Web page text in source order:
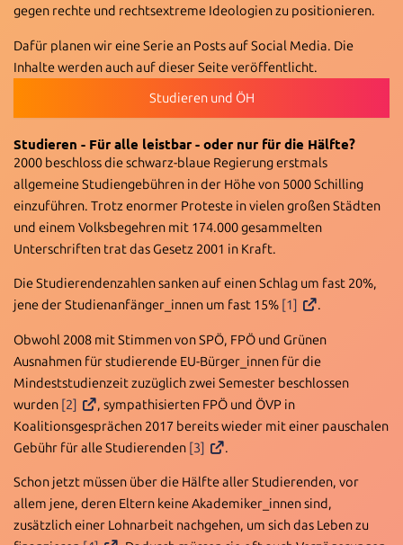
gegen rechte und rechtsextreme Ideologien zu positionieren.
Dafür planen wir eine Serie an Posts auf Social Media. Die
Inhalte werden auch auf dieser Seite veröffentlicht.
Studieren und ÖH
Studieren - Für alle leistbar -oder nur für die Hälfte?
2000 beschloss die schwarz-blaue Regierung erstmals
allgemeine Studiengebühren in der Höhe von 5000 Schilling
einzuführen. Trotz enormer Proteste in vielen großen Städten
und einem Volksbegehren mit 174.000 gesammelten
Unterschriften trat das Gesetz 2001 in Kraft.
Die Studierendenzahlen sanken auf einen Schlag um fast 20%,
jene der Studienanfänger_innen um fast 15% [1] .
Obwohl 2008 mit Stimmen von SPÖ, FPÖ und Grünen
Ausnahmen für studierende EU-Bürger_innen für die
Mindeststudienzeit zuzüglich zwei Semester beschlossen
wurden [2]
, sympathisierten FPÖ und ÖVP in
Koalitionsgesprächen 2017 bereits wieder mit einer pauschalen
Gebühr für alle Studierenden [3] .
Schon jetzt müssen über die Hälfte aller Studierenden, vor
allem jene, deren Eltern keine Akademiker_innen sind,
zusätzlich einer Lohnarbeit nachgehen, um sich das Leben zu